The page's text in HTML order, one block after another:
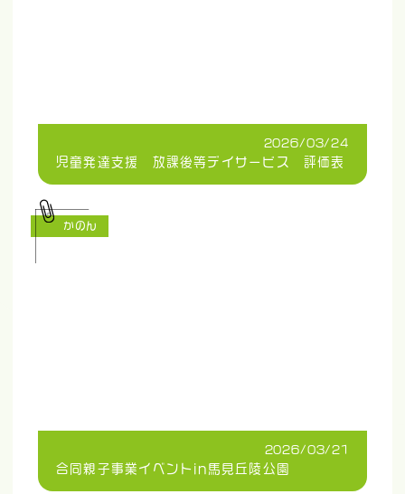
2026/03/24
児童発達支援 放課後等デイサービス 評価表
2026/03/21
合同親子事業イベントin馬見丘陵公園
かのん